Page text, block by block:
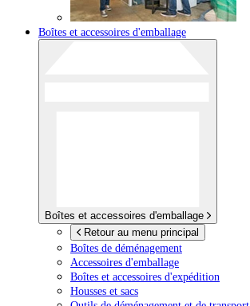
Boîtes et accessoires d'emballage
Boîtes et accessoires d'emballage
Retour au menu principal
Boîtes de déménagement
Accessoires d'emballage
Boîtes et accessoires d'expédition
Housses et sacs